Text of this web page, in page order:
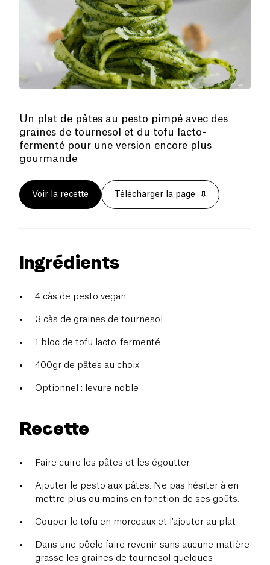
Un plat de pâtes au pesto pimpé avec des
graines de tournesol et du tofu lacto-
fermenté pour une version encore plus
gourmande
Voir la recette Télécharger la page
Ingrédients
4 càs de pesto vegan
3 càs de graines de tournesol
1 bloc de tofu lacto-fermenté
400gr de pâtes au choix
Optionnel : levure noble
Recette
Faire cuire les pâtes et les égoutter.
Ajouter le pesto aux pâtes. Ne pas hésiter à en
mettre plus ou moins en fonction de ses goûts.
Couper le tofu en morceaux et l'ajouter au plat.
Dans une pôele faire revenir sans aucune matière
grasse les graines de tournesol quelques